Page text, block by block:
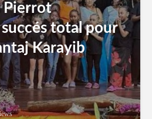
Pierrot
total pour
Karayib